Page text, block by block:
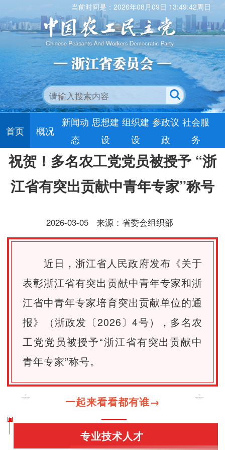
当前时间是：2026年08月09日 13:49:42周日
首页 概况
新闻动
态
思想建
设
组织建
设
参政议
政
社会服
务
祝贺！多名农工党党员被授予 “浙
江省有突出贡献中青年专家”称号
2026-03-05 来源：省委会组织部
近日，浙江省人民政府发布《关于
表彰浙江省有突出贡献中青年专家和浙
江省中青年专家培育突出贡献单位的通
报》（浙政发〔2026〕4号），多名农
工党党员被授予“浙江省有突出贡献中
青年专家”称号。
一起来看看都有谁→
专业技术人才